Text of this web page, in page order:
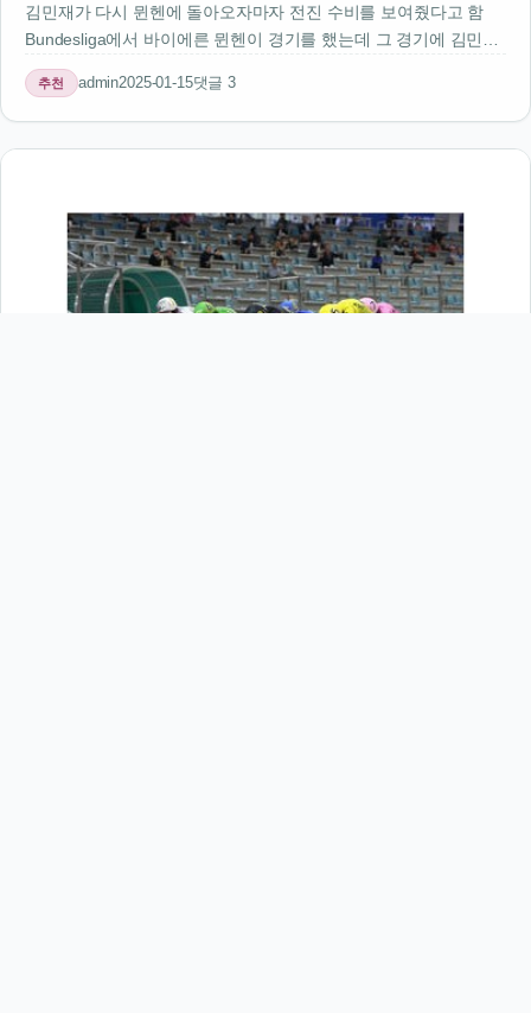
김민재가 다시 뮌헨에 돌아오자마자 전진 수비를 보여줬다고 함
Bundesliga에서 바이에른 뮌헨이 경기를 했는데 그 경기에 김민재
가 출전했음경기장은 독일 뮌헨의 알리안츠 아레나였고 시간은 한
국시간으로 오후 11시 30분이었음김민재는 이번 경기에서 전진 수
비라는 기술을 …
추천 admin2025-01-15댓글 3